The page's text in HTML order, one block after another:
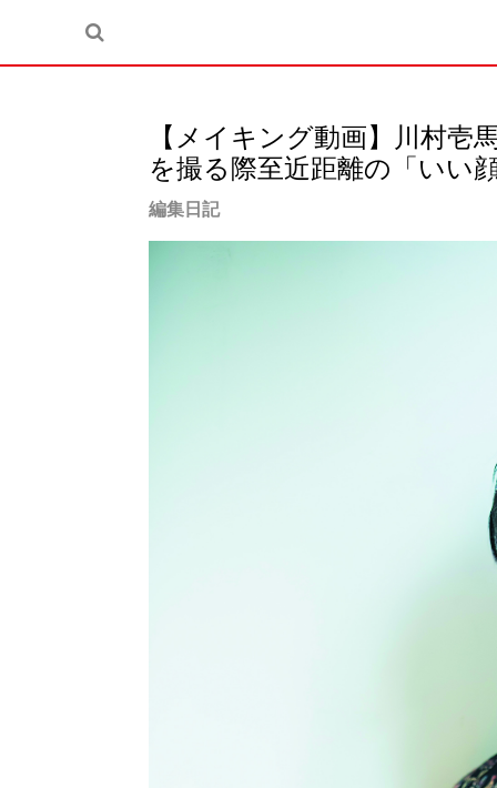
【メイキング動画】川村
を撮る際至近距離の「いい
編集日記